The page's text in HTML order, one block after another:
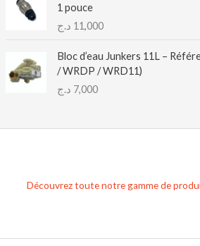
1 pouce
11,000 د.ج
Bloc d’eau Junkers 11L –
/ WRDP / WRD11)
7,000 د.ج
Découvrez toute notre gamme de